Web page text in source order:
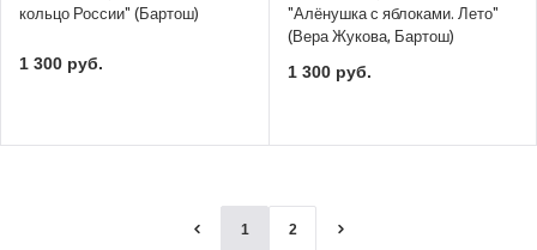
кольцо России" (Бартош)
1 300 руб.
"Алёнушка с яблоками. Лето"
(Вера Жукова, Бартош)
1 300 руб.
1 2